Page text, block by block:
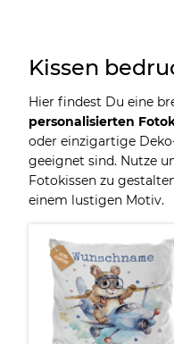
Kissen
Hier findest Du eine
personalisierten
oder einzigartige
geeignet sind. Nutze
Fotokissen zu
einem lustigen Motiv.